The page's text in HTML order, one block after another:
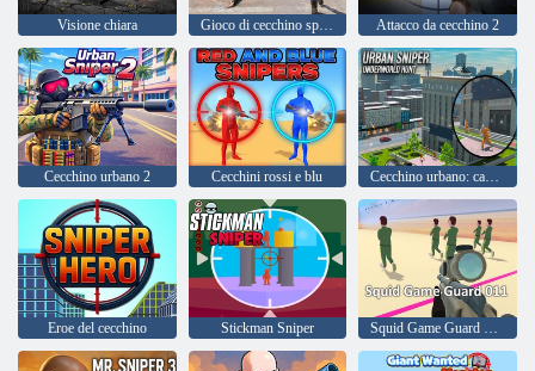
Visione chiara Gioco di cecchino sparatutto di zombi Attacco da cecchino 2
Cecchino urbano 2 Cecchini rossi e blu Cecchino urbano: caccia al mondo sotterraneo
Eroe del cecchino Stickman Sniper Squid Game Guard 011